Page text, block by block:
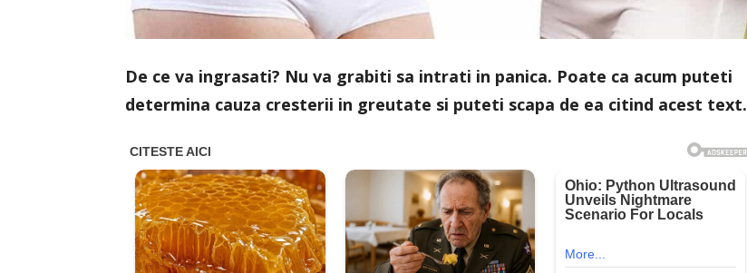
De ce va ingrasati? Nu va grabiti sa intrati in panica. Poate ca acum puteti
determina cauza cresterii in greutate si puteti scapa de ea citind acest text.